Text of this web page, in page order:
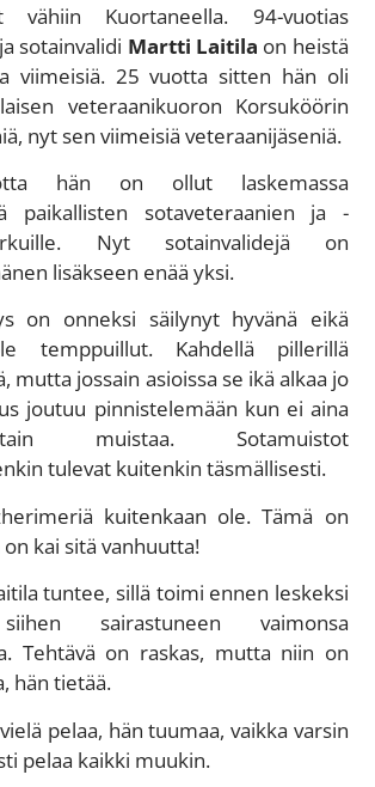
vähiin Kuortaneella. 94-vuotias
sotainvalidi Martti Laitila on heistä
viimeisiä. 25 vuotta sitten hän oli
veteraanikuoron Korsuköörin
nyt sen viimeisiä veteraanijäseniä.
hän on ollut laskemassa
paikallisten sotaveteraanien ja -
Nyt sotainvalidejä on
lisäkseen enää yksi.
on onneksi säilynyt hyvänä eikä
temppuillut. Kahdellä pillerillä
mutta jossain asioissa se ikä alkaa jo
joutuu pinnistelemään kun ei aina
muistaa. Sotamuistot
tulevat kuitenkin täsmällisesti.
kuitenkaan ole. Tämä on
kai sitä vanhuutta!
tuntee, sillä toimi ennen leskeksi
sairastuneen vaimonsa
Tehtävä on raskas, mutta niin on
hän tietää.
pelaa, hän tuumaa, vaikka varsin
pelaa kaikki muukin.